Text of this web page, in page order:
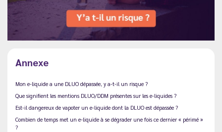
Annexe
Mon e-liquide a une DLUO dépassée, y a-t-il un risque ?
Que signifient les mentions DLUO/DDM présentes sur les e-liquides ?
Est-il dangereux de vapoter un e-liquide dont la DLUO est dépassée ?
Combien de temps met un e-liquide à se dégrader une fois ce dernier « périmé »
?